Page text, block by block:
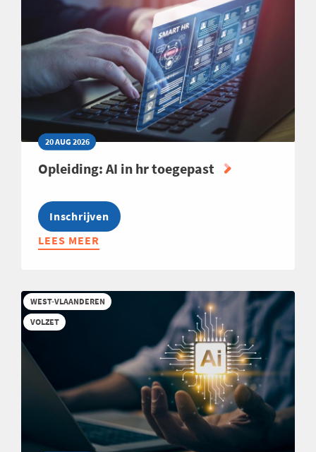
20 AUG 2026
Opleiding: AI in hr toegepast
Inschrijven
LEES MEER
ABOUT
IN
HR
TOEGEPAST
WEST-VLAANDEREN
VOLZET